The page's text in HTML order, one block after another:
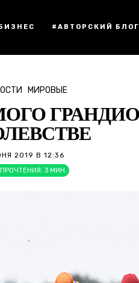
#АВТОРСКИЙ БЛОГ
МИРОВЫЕ
2019 В 12:36
3 МИН.